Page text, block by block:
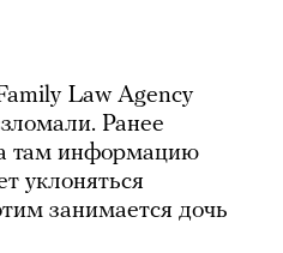
Law Agency
Ранее
там информацию
уклоняться
занимается дочь